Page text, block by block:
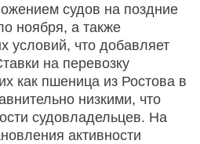
судов на поздние
ноября, а также
условий, что добавляет
на перевозку
как пшеница из Ростова в
низкими, что
судовладельцев. На
активности